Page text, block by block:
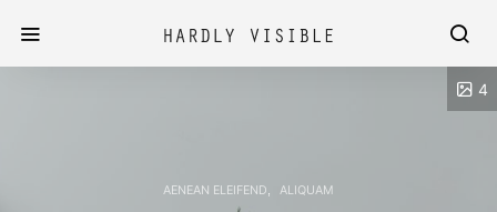
4
AENEAN ELEIFEND ALIQUAM